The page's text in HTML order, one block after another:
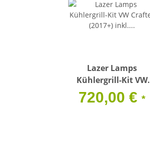
Lazer Lamps
Kühlergrill-Kit VW
Crafter (2017+) inkl.
2x Triple-R 750 G2
720,00 € *